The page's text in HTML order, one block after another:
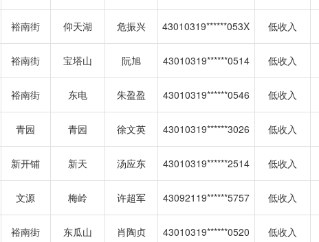
裕南街 仰天湖 危振兴 43010319******053X 低收入
裕南街 宝塔山 阮旭 43010319******0514 低收入
裕南街 东电 朱盈盈 43010319******0546 低收入
青园 青园 徐文英 43010319******3026 低收入
新开铺 新天 汤应东 43010319******2514 低收入
文源 梅岭 许超军 43092119******5757 低收入
裕南街 东瓜山 肖陶贞 43010319******0520 低收入